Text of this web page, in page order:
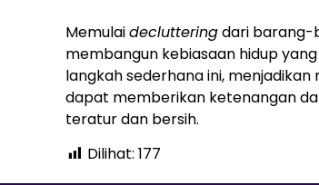
Memulaideclutteringdari barang-
membangun kebiasaan hidup
langkah sederhana ini,
dapat memberikan ketenangan
teratur dan bersih.
Dilihat: 177